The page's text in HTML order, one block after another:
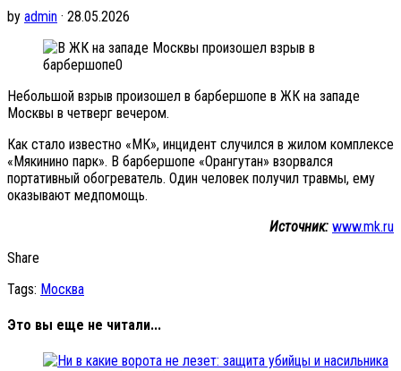
by admin · 28.05.2026
Небольшой взрыв произошел в барбершопе в ЖК на западе
Москвы в четверг вечером.
Как стало известно «МК», инцидент случился в жилом комплексе
«Мякинино парк». В барбершопе «Орангутан» взорвался
портативный обогреватель. Один человек получил травмы, ему
оказывают медпомощь.
Источник: www.mk.ru
Share
Tags: Москва
Это вы еще не читали...